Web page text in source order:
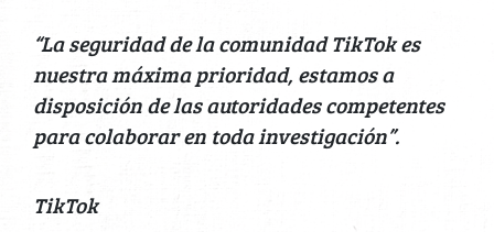
“La seguridad de la comunidad TikTok es
nuestra máxima prioridad, estamos a
disposición de las autoridades competentes
para colaborar en toda investigación”.
TikTok